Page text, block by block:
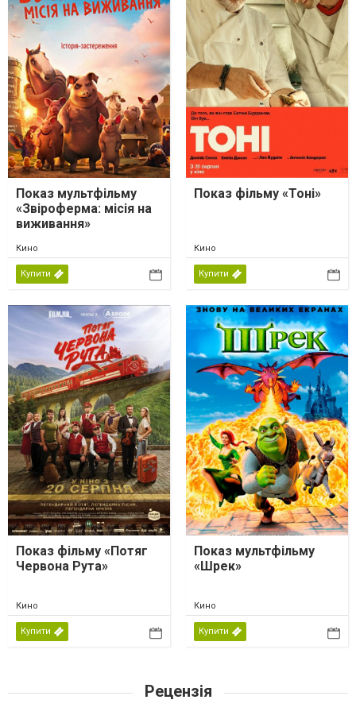
Показ мультфільму
«Звіроферма: місія на
виживання»
Кино
Купити
Показ фільму «Тоні»
Кино
Купити
Показ фільму «Потяг
Червона Рута»
Кино
Купити
Показ мультфільму
«Шрек»
Кино
Купити
Рецензія